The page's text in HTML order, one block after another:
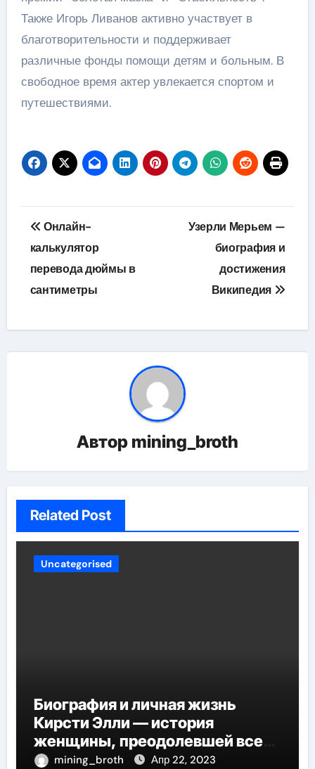
Также Игорь Ливанов активно участвует в
благотворительности и поддерживает
различные фонды помощи детям и больным. В
свободное время актер увлекается спортом и
путешествиями.
Навигация
по
записям
Онлайн-
калькулятор
перевода дюймы в
сантиметры
Узерли Мерьем —
биография и
достижения
Википедия
Автор mining_broth
Related Post
Uncategorised
Биография и личная жизнь
Кирсти Элли — история
женщины, преодолевшей все
трудности и стала
mining_broth Апр 22, 2023